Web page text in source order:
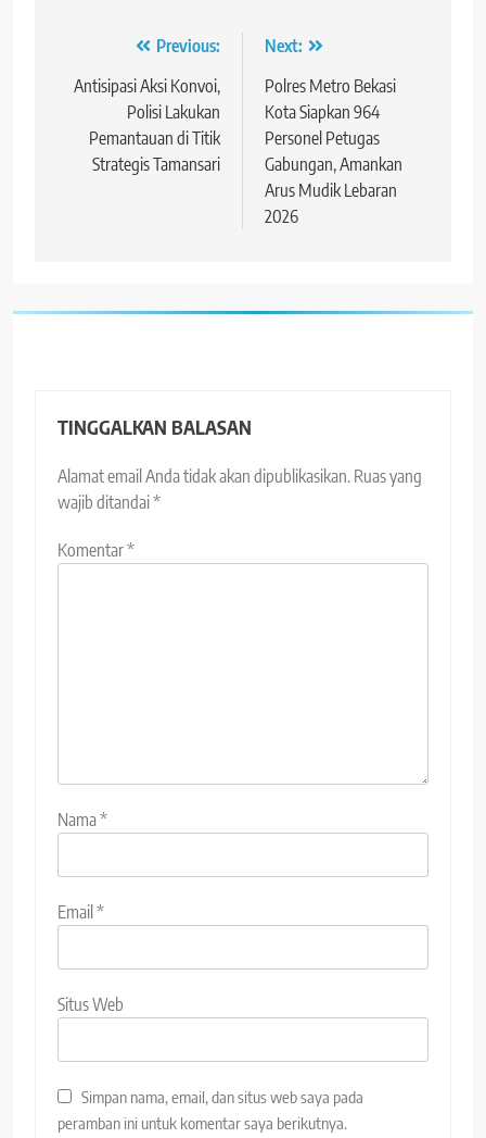
Navigasi
pos
Previous:
Antisipasi Aksi Konvoi,
Polisi Lakukan
Pemantauan di Titik
Strategis Tamansari
Next:
Polres Metro Bekasi
Kota Siapkan 964
Personel Petugas
Gabungan, Amankan
Arus Mudik Lebaran
2026
TINGGALKAN BALASAN
Alamat email Anda tidak akan dipublikasikan. Ruas yang
wajib ditandai*
Komentar*
Nama*
Email*
Situs Web
Simpan nama, email, dan situs web saya pada
peramban ini untuk komentar saya berikutnya.